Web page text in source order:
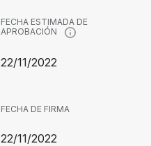
FECHA ESTIMADA DE
APROBACIÓN
22/11/2022
FECHA DE FIRMA
22/11/2022